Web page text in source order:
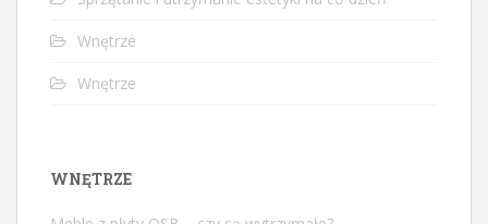
Wnętrze
Wnętrze
WNĘTRZE